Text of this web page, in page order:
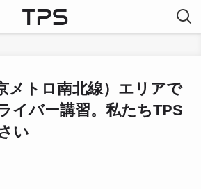
メトロ南北線）エリアで
イバー講習。私たちTPS
い